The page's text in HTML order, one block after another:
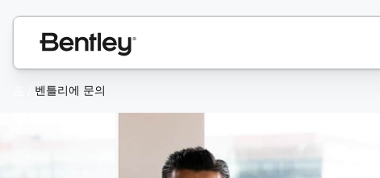
벤틀리에 문의